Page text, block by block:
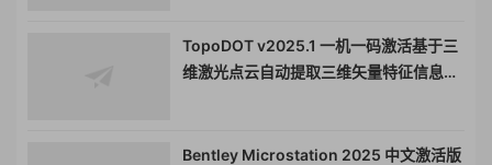
TopoDOT v2025.1 一机一码激活基于三
维激光点云自动提取三维矢量特征信息地
Bentley Microstation 2025 中文激活版